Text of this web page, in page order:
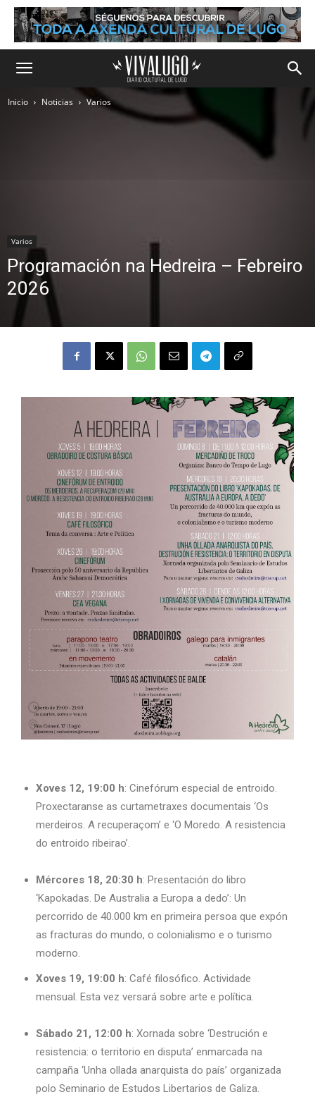
Inicio Noticias Varios
Varios
Programación na Hedreira – Febreiro
2026
Xoves 12, 19:00 h: Cinefórum especial de entroido.
Proxectaranse as curtametraxes documentais ‘Os
merdeiros. A recuperaçom’ e ‘O Moredo. A resistencia
do entroido ribeirao’.
Mércores 18, 20:30 h: Presentación do libro
‘Kapokadas. De Australia a Europa a dedo’: Un
percorrido de 40.000 km en primeira persoa que expón
as fracturas do mundo, o colonialismo e o turismo
moderno.
Xoves 19, 19:00 h: Café filosófico. Actividade
mensual. Esta vez versará sobre arte e política.
Sábado 21, 12:00 h: Xornada sobre ‘Destrución e
resistencia: o territorio en disputa’ enmarcada na
campaña ‘Unha ollada anarquista do país’ organizada
polo Seminario de Estudos Libertarios de Galiza.